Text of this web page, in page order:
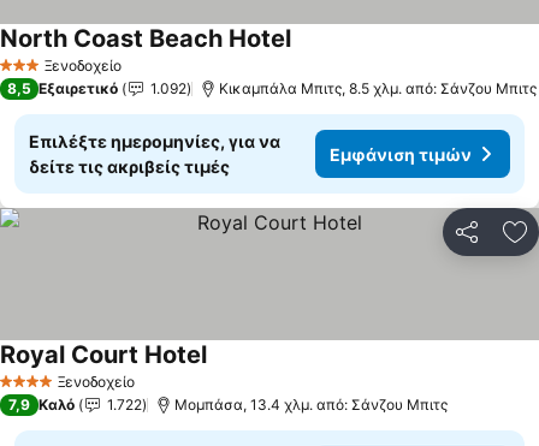
3 ΑστέριαΞενοδοχείο
North Coast Beach Hotel
8,5 Εξαιρετικό 1.092 Κικαμπάλα Μπιτς, 8.5 χλμ. από: Σάνζου Μπιτς
Επιλέξτε ημερομηνίες, για να
δείτε τις ακριβείς τιμές
Εμφάνιση τιμών
4 ΑστέριαΞενοδοχείο
Royal Court Hotel
7,9 Καλό 1.722 Μομπάσα, 13.4 χλμ. από: Σάνζου Μπιτς